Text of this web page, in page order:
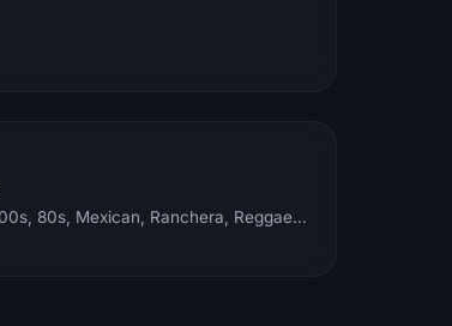
Electronic, Rock, Pop, 90s, 00s, 80s, Mexican, Ranchera, Reggaeton, Instrumental, Salsa, Merengue, Tropical, Romantic, Vallenato, Llanera